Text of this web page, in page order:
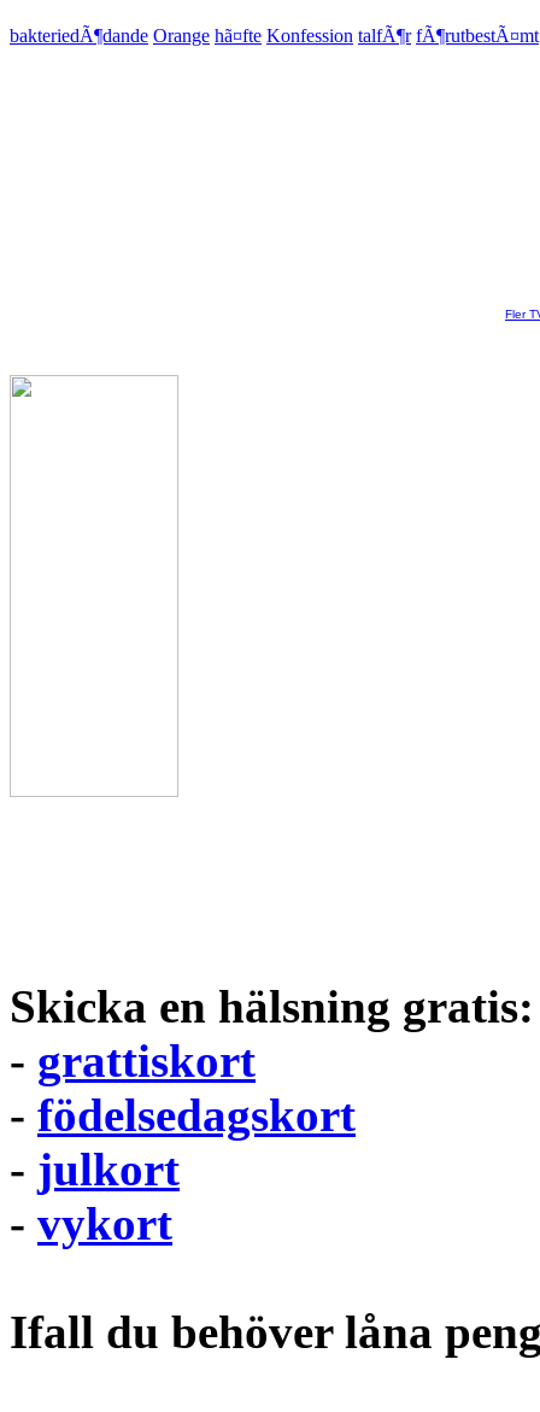
bakteriedÃ¶dande Orange hã¤fte Konfession talfÃ¶r fÃ¶rutbestÃ¤mt
Fler
Skicka en hälsning gratis:
- grattiskort
- födelsedagskort
- julkort
- vykort
Ifall du behöver låna